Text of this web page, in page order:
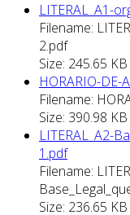
LITERAL_A1-
Filename:
2.pdf
Size: 245.65 KB
HORARIO-DE-
Filename:
Size: 390.98 KB
LITERAL_A2-
1.pdf
Filename:
Size: 236.65 KB